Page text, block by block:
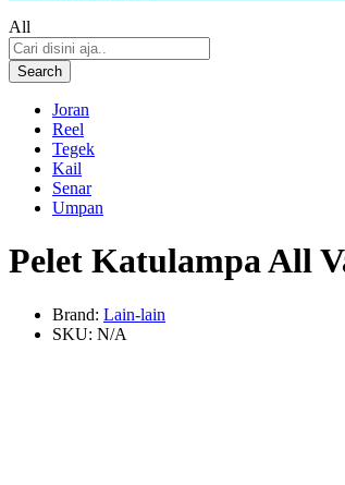
All
Search
Joran
Reel
Tegek
Kail
Senar
Umpan
Pelet Katulampa All
Brand: Lain-lain
SKU: N/A